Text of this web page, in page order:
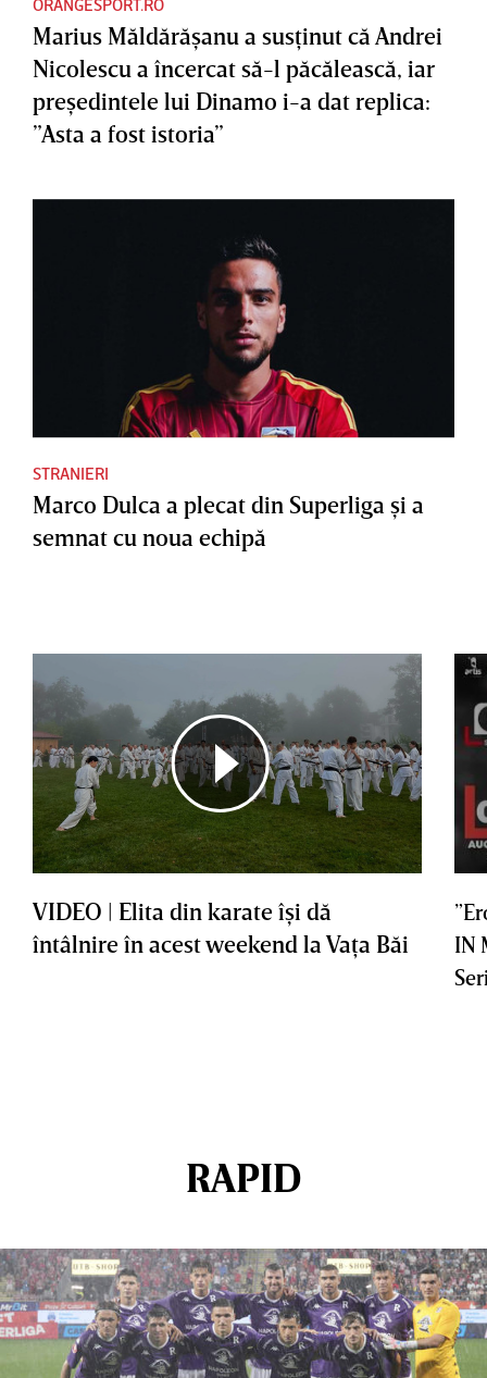
ORANGESPORT.RO
Marius Măldărăşanu a susţinut că Andrei
Nicolescu a încercat să-l păcălească, iar
preşedintele lui Dinamo i-a dat replica:
”Asta a fost istoria”
STRANIERI
Marco Dulca a plecat din Superliga şi a
semnat cu noua echipă
VIDEO | Elita din karate îşi dă
întâlnire în acest weekend la Vaţa Băi
IN
RAPID